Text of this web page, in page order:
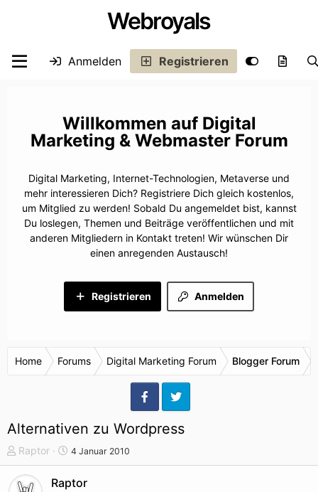
Webroyals
Anmelden Registrieren
Digital
Marketing & Webmaster Forum
Digital Marketing, Internet-Technologien, Metaverse und
mehr interessieren Dich? Registriere Dich gleich kostenlos,
um Mitglied zu werden! Sobald Du angemeldet bist, kannst
Du loslegen, Themen und Beiträge veröffentlichen und mit
anderen Mitgliedern in Kontakt treten! Wir wünschen Dir
einen anregenden Austausch!
Anmelden
Registrieren
Home Forums Digital Marketing Forum Blogger Forum
Alternativen zu Wordpress
T
h
e
Raptor
S
t
a
4 Januar 2010
Raptor